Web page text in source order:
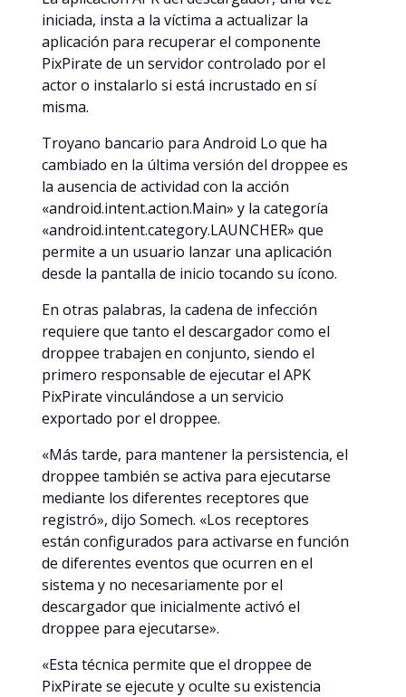
iniciada, insta a la víctima a actualizar la
aplicación para recuperar el componente
PixPirate de un servidor controlado por el
actor o instalarlo si está incrustado en sí
misma.
Troyano bancario para Android Lo que ha
cambiado en la última versión del droppee es
la ausencia de actividad con la acción
«android.intent.action.Main» y la categoría
«android.intent.category.LAUNCHER» que
permite a un usuario lanzar una aplicación
desde la pantalla de inicio tocando su ícono.
En otras palabras, la cadena de infección
requiere que tanto el descargador como el
droppee trabajen en conjunto, siendo el
primero responsable de ejecutar el APK
PixPirate vinculándose a un servicio
exportado por el droppee.
«Más tarde, para mantener la persistencia, el
droppee también se activa para ejecutarse
mediante los diferentes receptores que
registró», dijo Somech. «Los receptores
están configurados para activarse en función
de diferentes eventos que ocurren en el
sistema y no necesariamente por el
descargador que inicialmente activó el
droppee para ejecutarse».
«Esta técnica permite que el droppee de
PixPirate se ejecute y oculte su existencia